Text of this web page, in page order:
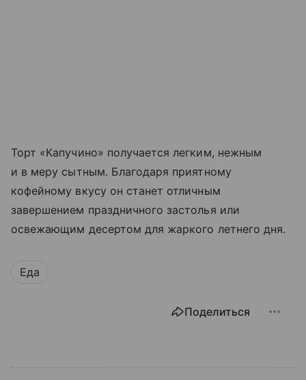
Торт «Капучино» получается легким, нежным
и в меру сытным. Благодаря приятному
кофейному вкусу он станет отличным
завершением праздничного застолья или
освежающим десертом для жаркого летнего дня.
Еда
Поделиться